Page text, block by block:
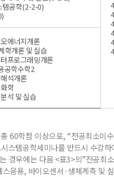
템공학(2-2-0)
에너지개론
학개론 및 실습
프로그래밍개론
공학수학2
석개론
학
석 및 실습
60학점 이상으로, “전공최소
스템공학세미나를 반드시 수강
경우에는 다음 <표3>의”전공
응용, 바이오센서·생체계측 및